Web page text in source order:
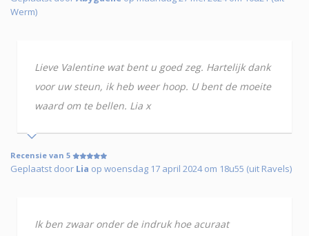
Werm)
Lieve Valentine wat bent u goed zeg. Hartelijk dank
voor uw steun, ik heb weer hoop. U bent de moeite
waard om te bellen. Lia x
Recensie van 5
Geplaatst door Lia op woensdag 17 april 2024 om 18u55 (uit Ravels)
Ik ben zwaar onder de indruk hoe acuraat